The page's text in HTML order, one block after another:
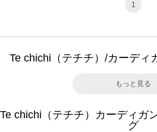
1
Te chichi（テチチ）/カーディ
もっと見る
Te chichi（テチチ）カーディガ
グ